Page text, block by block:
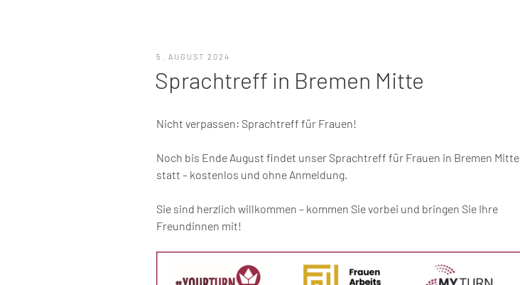
VERÖFFENTLICHT
5. AUGUST 2024
Sprachtreff in Bremen Mitte
Nicht verpassen: Sprachtreff für Frauen!
Noch bis Ende August findet unser Sprachtreff für Frauen in Bremen Mitte
statt – kostenlos und ohne Anmeldung.
Sie sind herzlich willkommen – kommen Sie vorbei und bringen Sie Ihre
Freundinnen mit!